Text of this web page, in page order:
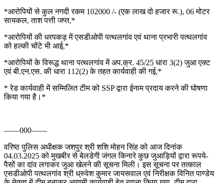
*आरोपियों से कुल नगदी रकम 102000 /- (एक लाख दो हजार रू.), 06 मोटर
सायकल, ताश पत्ती जप्त,*
*आरोपियों की धरपकड़ में एसडीओपी पत्थलगांव एवं थाना प्रभारी पत्थलगांव
को हल्की चोंटे भी आई,*
*आरोपियों के विरूद्ध थाना पत्थलगांव में अप.क्र. 45/25 धारा 3(2) जुआ एक्ट
एवं बी.एन.एस. की धारा 112(2) के तहत कार्यवाही की गई,*
* रेड कार्यवाही में सम्मिलित टीम को SSP द्वारा ईनाम प्रदाय करने की घोषणा
किया गया है।*
——000——
वरिष्ठ पुलिस अधीक्षक जशपुर श्री शशि मोहन सिंह को आज दिनांक
04.03.2025 को मुखबीर से बेलडेगी जंगल किनारे कुछ जुआड़ियों द्वारा रूपये-
पैसों का दांव लगाकर जुआ खेलने की सूचना मिली। इस सूचना पर तत्काल
एसडीओपी पत्थलगांव श्री ध्रुवेश कुमार जायसवाल एवं निरीक्षक विनित पाण्डेय